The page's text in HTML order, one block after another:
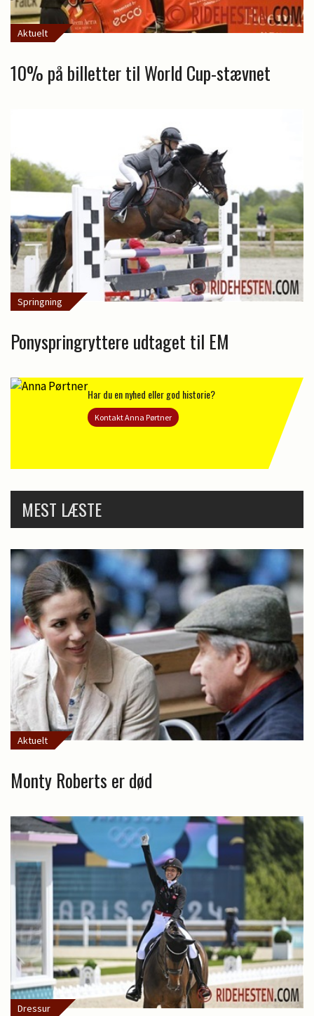
Aktuelt
10% på billetter til World Cup-stævnet
Springning
Ponyspringryttere udtaget til EM
Har du en nyhed eller god historie?
Kontakt Anna Pørtner
MEST LÆSTE
Aktuelt
Monty Roberts er død
Dressur